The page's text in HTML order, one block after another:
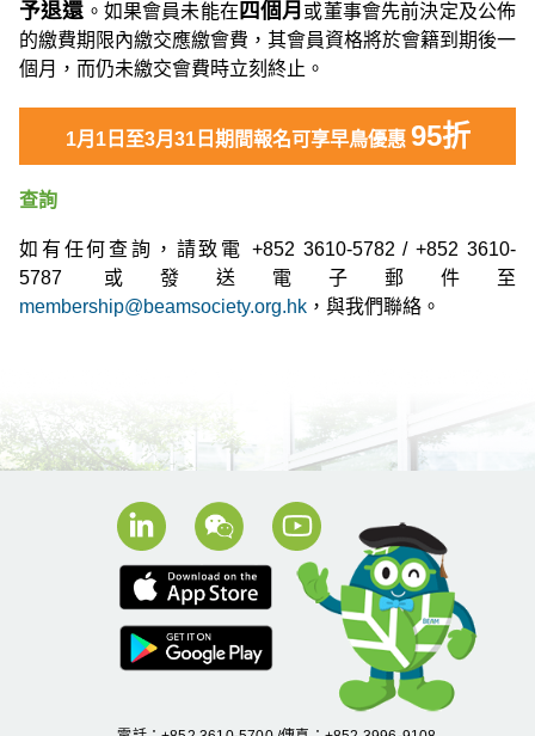
1月1日至3月31日期間報名可享早鳥優惠 95折
予退還 。如果會員未能在 四個月 或董事會先前決定及公佈
的繳費期限內繳交應繳會費，其會員資格將於會籍到期後一
個月，而仍未繳交會費時立刻終止。
查詢
如有任何查詢，請致電 +852 3610-5782 / +852 3610-
5787 或發送電子郵件至
membership@beamsociety.org.hk ，與我們聯絡。